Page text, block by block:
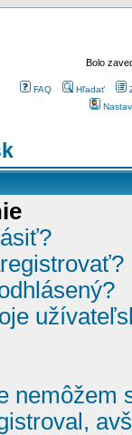
Bolo
FAQ Hľadať
nemôžem